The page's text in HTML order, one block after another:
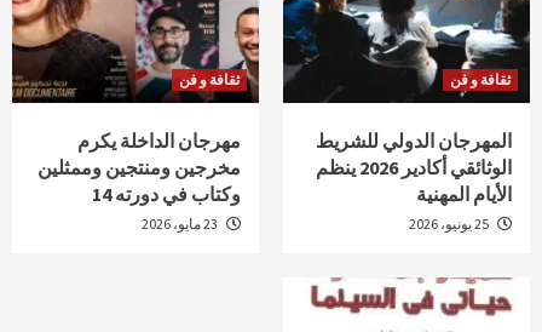
ثقافة و فن
المهرجان الدولي للشريط
الوثائقي أكادير 2026 ينظم
الأيام المهنية
ثقافة و فن
مهرجان الداخلة يكرم
مخرجين ومنتجين وممثلين
وكتاب في دورته 14